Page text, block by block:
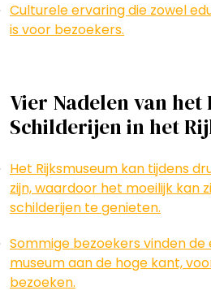
Culturele ervaring die zowel
is voor bezoekers.
Vier Nadelen van het
Schilderijen in het
Het Rijksmuseum kan tijdens
zijn, waardoor het moeilijk kan
schilderijen te genieten.
Sommige bezoekers vinden
museum aan de hoge kant,
bezoeken.